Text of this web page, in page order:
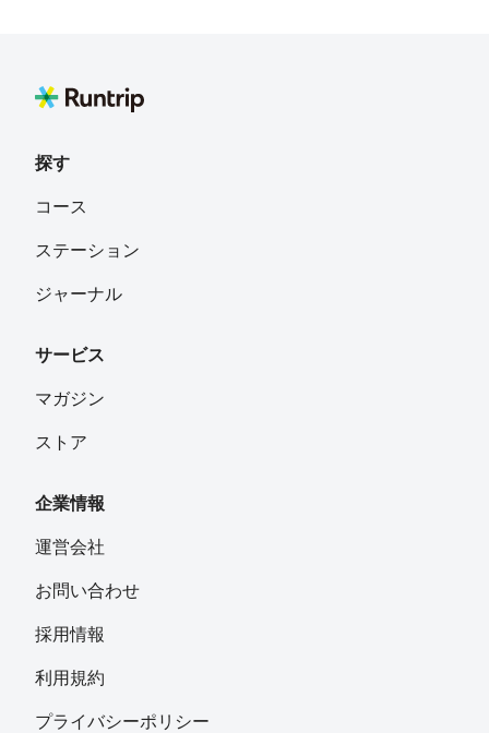
探す
コース
ステーション
ジャーナル
サービス
マガジン
ストア
企業情報
運営会社
お問い合わせ
採用情報
利用規約
プライバシーポリシー